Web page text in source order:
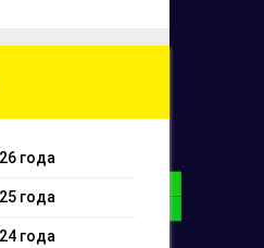
года
года
года